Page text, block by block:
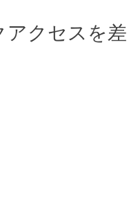
アクセスを差